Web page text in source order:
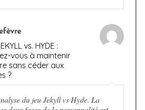
vs. HYDE :
vous à maintenir
sans céder aux
?
du jeu Jekyll vs Hyde. La